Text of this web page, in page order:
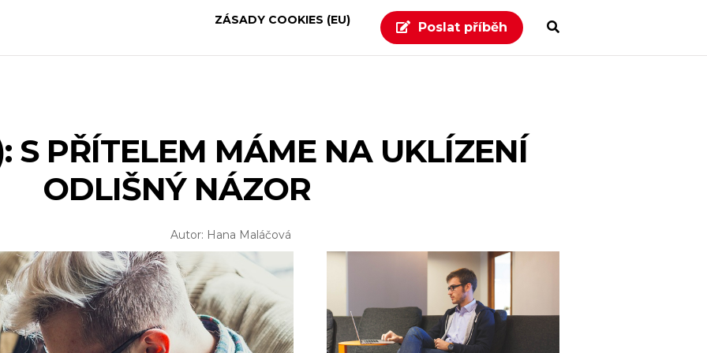
Poslat příběh
ZÁSADY COOKIES (EU)
S PŘÍTELEM MÁME NA UKLÍZENÍ
ODLIŠNÝ NÁZOR
Autor: Hana Maláčová